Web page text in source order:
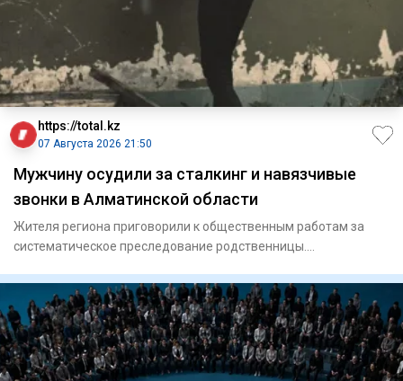
https://total.kz
07 Августа 2026 21:50
Мужчину осудили за сталкинг и навязчивые
звонки в Алматинской области
Жителя региона приговорили к общественным работам за
систематическое преследование родственницы.